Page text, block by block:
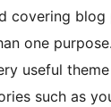
covering blog
one
useful
such as